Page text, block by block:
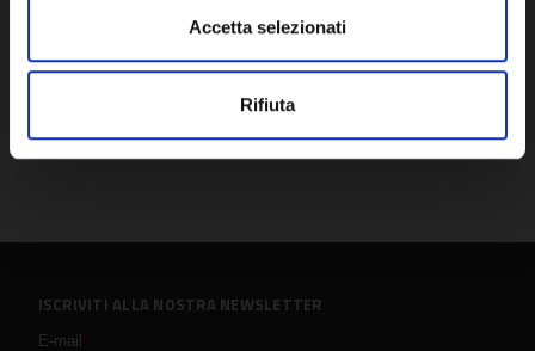
Accetta selezionati
Rifiuta
ISCRIVITI ALLA NOSTRA NEWSLETTER